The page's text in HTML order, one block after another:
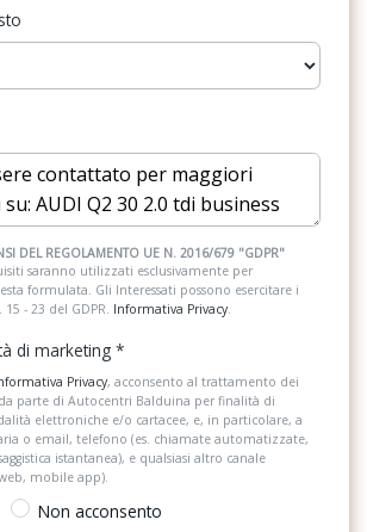
keyless
al mantenimento della corsia
stanchezza guidatore
elettrici e riscaldabili
con display
elettronico
elettromeccanico
a led
esterni in colore carrozzeria
doppio circuito con ripartizione diagonale
diamante grigio argento
con inserto in alluminio
DEL REGOLAMENTO UE N. 2016/679 "GDPR"
saranno utilizzati esclusivamente per
formulata. Gli Interessati possono esercitare i
- 23 del GDPR. Informativa Privacy
di marketing *
Privacy, acconsento al trattamento dei
parte di Autocentri Balduina per finalità di
elettroniche e/o cartacee, e, in particolare, a
o email, telefono (es. chiamate automatizzate,
istantanea), e qualsiasi altro canale
mobile app).
Non acconsento